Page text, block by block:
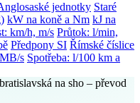
jednotky Staré
kW na koně a Nm kJ na
km/h, m/s Průtok: l/min,
Předpony SI Římské číslice
s Spotřeba: l/100 km a
na sho – převod